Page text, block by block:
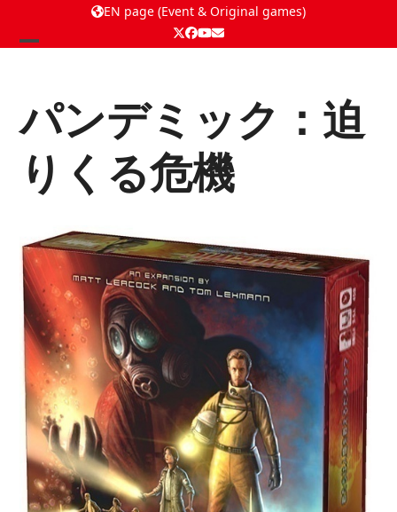
EN page (Event & Original games)
Twitter
Facebook
YouTube
Email
menu
menu
パンデミック：迫
りくる危機